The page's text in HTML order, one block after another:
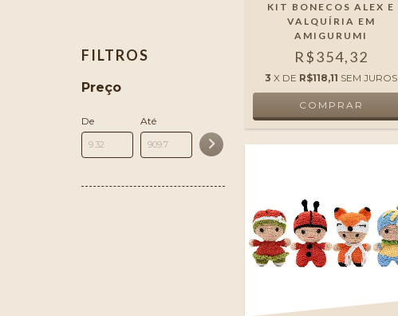
FILTROS
Preço
De Até
KIT BONECOS ALEX E
VALQUÍRIA EM
AMIGURUMI
R$354,32
3 X DE R$118,11 SEM JUROS